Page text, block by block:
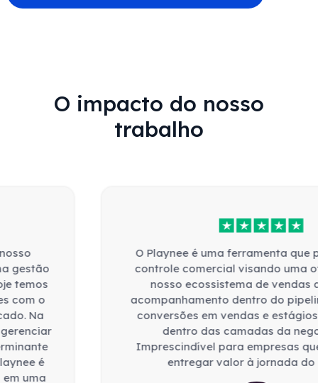
O impacto do nosso
trabalho
O Playnee é uma ferramenta que possibilita um
controle comercial visando uma otimização do
nosso ecossistema de vendas através do
acompanhamento dentro do pipeline mensurado
conversões em vendas e estágios do prospect
dentro das camadas da negociação.
Imprescindível para empresas que necessitam
entregar valor à jornada do cliente.